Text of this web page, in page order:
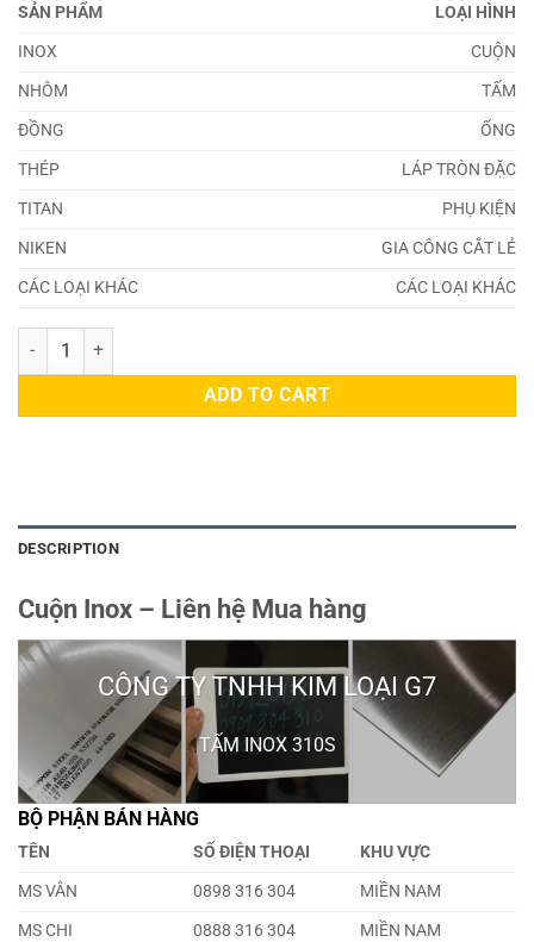
SẢN PHẨM
LOẠI HÌNH
INOX
CUỘN
NHÔM
TẤM
ĐỒNG
ỐNG
THÉP
LÁP TRÒN ĐẶC
TITAN
PHỤ KIỆN
NIKEN
GIA CÔNG CẮT LẺ
CÁC LOẠI KHÁC
CÁC LOẠI KHÁC
Tấm Inox 303 1.6mm quantity
ADD TO CART
DESCRIPTION
Cuộn Inox – Liên hệ Mua hàng
CÔNG TY TNHH KIM LOẠI G7
TẤM INOX 310S
BỘ PHẬN BÁN HÀNG
TÊN SỐ ĐIỆN THOẠI
KHU VỰC
MS VÂN
0898 316 304
MIỀN NAM
MS CHI
0888 316 304
MIỀN NAM